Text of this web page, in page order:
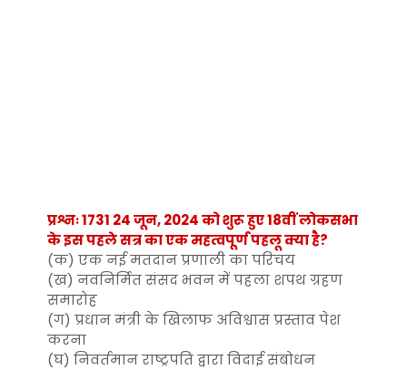
प्रश्नः 1731 24 जून, 2024 को शुरू हुए 18वीं लोकसभा
के इस पहले सत्र का एक महत्वपूर्ण पहलू क्या है?
(क) एक नई मतदान प्रणाली का परिचय
(ख) नवनिर्मित संसद भवन में पहला शपथ ग्रहण
समारोह
(ग) प्रधान मंत्री के खिलाफ अविश्वास प्रस्ताव पेश
करना
(घ) निवर्तमान राष्ट्रपति द्वारा विदाई संबोधन